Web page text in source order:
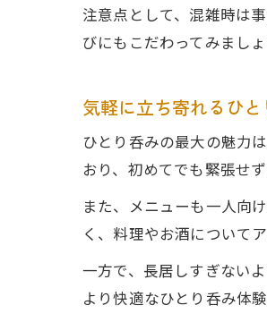
注意点として、混雑時は
びにもこだわってみましょ
気軽に立ち寄れるひ
ひとり呑みの最大の魅力
おり、初めてでも緊張せ
また、メニューも一人向
く、料理やお酒について
一方で、長居しすぎない
より快適なひとり呑み体験